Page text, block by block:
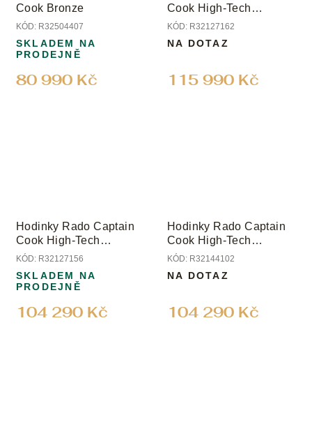
Cook Bronze
KÓD: R32504407
80 990 Kč
SKLADEM NA
PRODEJNĚ
Cook High-Tech
Ceramic
KÓD: R32127162
115 990 Kč
NA DOTAZ
Hodinky Rado Captain
Cook High-Tech
Ceramic
KÓD: R32127156
104 290 Kč
SKLADEM NA
PRODEJNĚ
Hodinky Rado Captain
Cook High-Tech
Ceramic Diver
KÓD: R32144102
104 290 Kč
NA DOTAZ